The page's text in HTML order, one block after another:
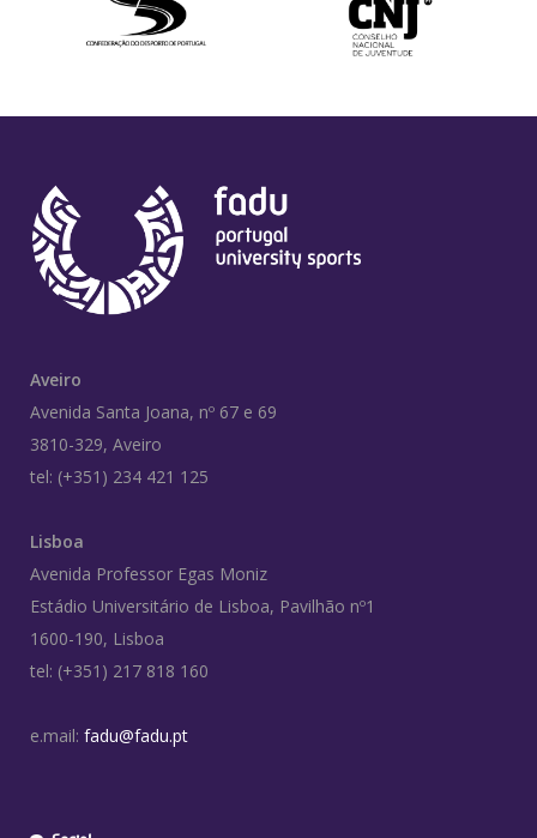
Aveiro
Avenida Santa Joana, nº 67 e 69
3810-329, Aveiro
tel: (+351) 234 421 125
Lisboa
Avenida Professor Egas Moniz
Estádio Universitário de Lisboa, Pavilhão nº1
1600-190, Lisboa
tel: (+351) 217 818 160
e.mail: fadu@fadu.pt